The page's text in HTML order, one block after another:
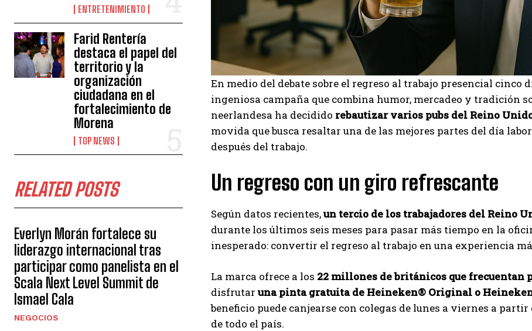
I WANT IN
I've read and accept thePrivacy Policy.
Carlos Mendoza es un empresario y estratega de
marketing digital que, a través de su experiencia
ENTRETENIMIENTO
Farid Rentería
destaca el papel del
territorio y la
organización
ciudadana en el
fortalecimiento de
Morena
TOP NEWS
RELATED POSTS
Everlyn Morán fortalece su
liderazgo internacional tras
participar como panelista en el
Scala Next Level Summit de
Ismael Cala
NEGOCIOS
En medio del debate sobre el regreso al trabajo presencial cinco
ingeniosa campaña que combina humor, mercadeo y tradición
neerlandesa ha decidido rebautizar varios pubs del Reino
movida que busca resaltar una de las mejores partes del día
después del trabajo.
Un regreso con un giro refrescante
Según datos recientes,un tercio de los trabajadores del Reino
durante los últimos seis meses para pasar más tiempo en la
inesperado: convertir el regreso al trabajo en una experiencia
La marca ofrece a los 22 millones de británicos que frecuentan
disfrutar una pinta gratuita de Heineken® Original o
beneficio puede canjearse con colegas de lunes a viernes a partir
de todo el país.